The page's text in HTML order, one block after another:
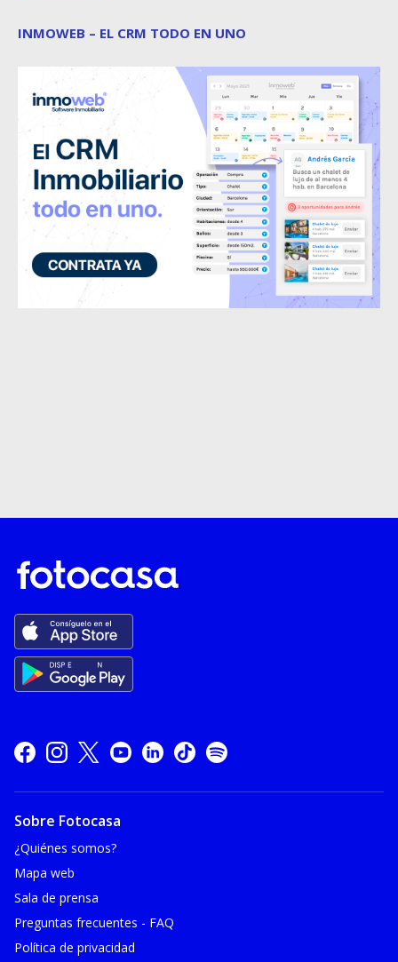
INMOWEB – EL CRM TODO EN UNO
Sobre Fotocasa
¿Quiénes somos?
Mapa web
Sala de prensa
Preguntas frecuentes - FAQ
Política de privacidad